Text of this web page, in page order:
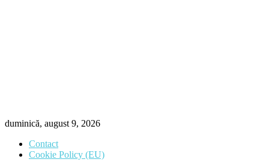
duminică, august 9, 2026
Contact
Cookie Policy (EU)